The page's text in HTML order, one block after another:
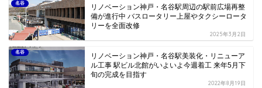
名谷
リノベーション神戸・名谷駅周辺の駅前広場再整
備が進行中 バスロータリー上屋やタクシーロータ
リーを全面改修
2025年3月2日
名谷
リノベーション神戸・名谷駅美装化・リニューア
ル工事 駅ビル北館がいよいよ今週着工 来年5月下
旬の完成を目指す
2022年8月19日